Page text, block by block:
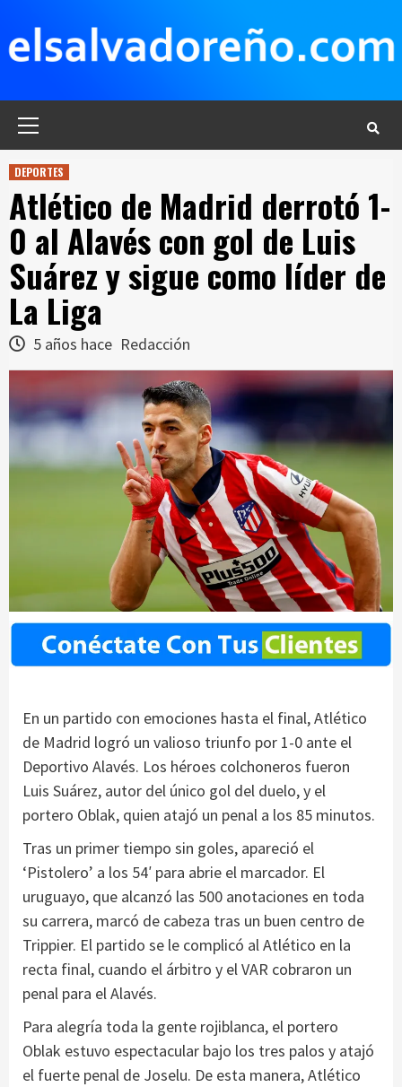
contenido
DEPORTES
Atlético de Madrid derrotó 1-
0 al Alavés con gol de Luis
Suárez y sigue como líder de
La Liga
5 años hace Redacción
En un partido con emociones hasta el final, Atlético
de Madrid logró un valioso triunfo por 1-0 ante el
Deportivo Alavés. Los héroes colchoneros fueron
Luis Suárez, autor del único gol del duelo, y el
portero Oblak, quien atajó un penal a los 85 minutos.
Tras un primer tiempo sin goles, apareció el
‘Pistolero’ a los 54′ para abrie el marcador. El
uruguayo, que alcanzó las 500 anotaciones en toda
su carrera, marcó de cabeza tras un buen centro de
Trippier. El partido se le complicó al Atlético en la
recta final, cuando el árbitro y el VAR cobraron un
penal para el Alavés.
Para alegría toda la gente rojiblanca, el portero
Oblak estuvo espectacular bajo los tres palos y atajó
el fuerte penal de Joselu. De esta manera, Atlético